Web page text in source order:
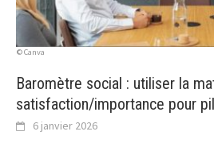
© Canva
Baromètre social : utiliser la
satisfaction/importance pour
6 janvier 2026